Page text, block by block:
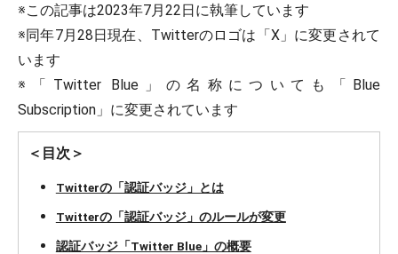
※この記事は2023年7月22日に執筆しています
※同年7月28日現在、Twitterのロゴは「X」に変更されて
います
※「Twitter Blue」の名称についても「Blue
Subscription」に変更されています
＜目次＞
Twitterの「認証バッジ」とは
Twitterの「認証バッジ」のルールが変更
認証バッジ「Twitter Blue」の概要